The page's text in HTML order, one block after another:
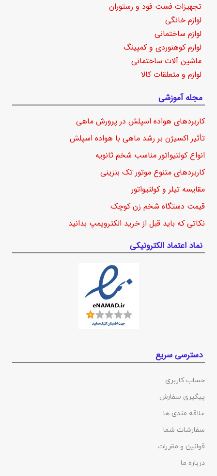
تجهیزات فست فود و رستوران
لوازم خانگی
لوازم ساختمانی
لوازم کوهنوردی و کمپینگ
ماشین آلات ساختمانی
لوازم و متعلقات کالا
مجله آموزشی
کاربردهای هواده اسپلش در پرورش ماهی
تأثیر اکسیژن بر رشد ماهی با هواده اسپلش
انواع کولتیواتور مناسب شخم ثانویه
کاربردهای متنوع موتور تک بنزینی
مقایسه تیلر و کولتیواتور
قیمت دستگاه شخم زن کوچک
نکاتی که باید قبل از خرید الکتروپمپ بدانید
نماد اعتماد الکترونیکی
دسترسی سریع
حساب کاربری
پیگیری سفارش
علاقه مندی ها
سفارشات شما
قوانین و مقررات
درباره ما